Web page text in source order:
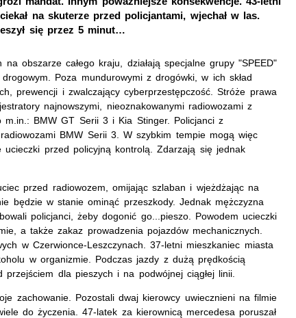
na skuterze przed policjantami, wjechał w las.
się przez 5 minut…
obszarze całego kraju, działają specjalne grupy "SPEED"
Poza mundurowymi z drogówki, w ich skład
prewencji i zwalczający cyberprzestępczość. Stróże prawa
najnowszymi, nieoznakowanymi radiowozami z
BMW GT Serii 3 i Kia Stinger. Policjanci z
BMW Serii 3. W szybkim tempie mogą więc
przed policyjną kontrolą. Zdarzają się jednak
przed radiowozem, omijając szlaban i wjeżdżając na
będzie w stanie ominąć przeszkody. Jednak mężczyzna
policjanci, żeby dogonić go...pieszo. Powodem ucieczki
a także zakaz prowadzenia pojazdów mechanicznych.
w Czerwionce-Leszczynach. 37-letni mieszkaniec miasta
w organizmie. Podczas jazdy z dużą prędkością
dla pieszych i na podwójnej ciągłej linii.
zachowanie. Pozostali dwaj kierowcy uwiecznieni na filmie
do życzenia. 47-latek za kierownicą mercedesa poruszał